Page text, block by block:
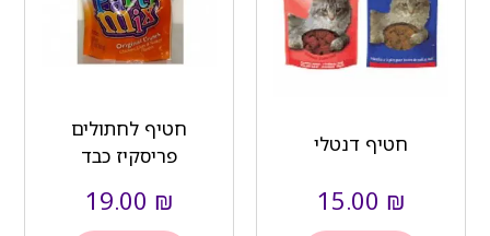
חטיף דנטלי
₪
חטיף לחתולים
פריסקיז כבד
₪